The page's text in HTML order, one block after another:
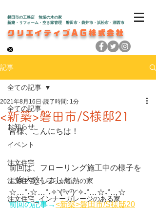
クリエイティブAG株式会社
磐田市の工務店 無垢の木の家
新築・リフォーム・空き家管理 磐田市・袋井市・浜松市・湖西市
記事
全ての記事
お知らせ
イベント
注文住宅
注文住宅_うららか断熱の家
注文住宅_インナーガレージのある家
全ての記事
<新築>磐田市/S様邸21
2021年8月16日 読了時間: 1分
皆様、こんにちは！
前回は、フローリング施工中の様子を
ご案内致しました。
☆…°˖☆…°˖✧◝(⁰▿⁰)◜✧˖°…☆˖°…☆
前回の記事→<新築>磐田市/S様邸20